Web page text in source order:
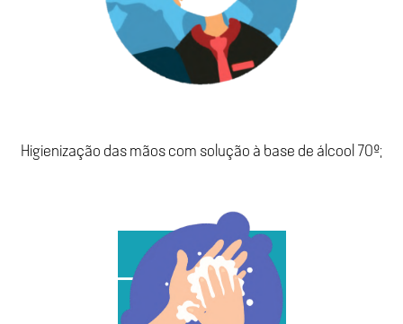
Higienização das mãos com solução à base de álcool 70º;